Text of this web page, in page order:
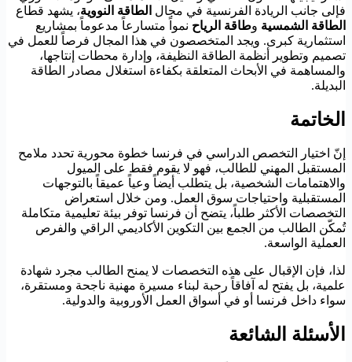
فإلى جانب الريادة الفرنسية في مجال الطاقة النووية، يشهد قطاع
الطاقة الشمسية وطاقة الرياح نمواً متسارعاً مدعوماً بمشاريع
استثمارية كبرى. ويجد المتخصصون في هذا المجال فرصاً للعمل في
تصميم وتطوير أنظمة الطاقة النظيفة، وإدارة محطات إنتاجها،
والمساهمة في الأبحاث المتعلقة بكفاءة استغلال مصادر الطاقة
البديلة.
الخاتمة
إنّ اختيار التخصص الدراسي في فرنسا خطوة محورية تحدد ملامح
المستقبل المهني للطالب، فهو لا يقوم فقط على الميول
والاهتمامات الشخصية، بل يتطلب أيضاً وعياً عميقاً بالتوجهات
المستقبلية واحتياجات سوق العمل. ومن خلال استعراض
التخصصات الأكثر طلباً، يتضح أن فرنسا توفر بيئة تعليمية متكاملة
تُمكّن الطالب من الجمع بين التكوين الأكاديمي الراقي والفرص
العملية الواسعة.
لذا، فإن الإقبال على هذه التخصصات لا يمنح الطالب مجرد شهادة
علمية، بل يفتح له آفاقاً رحبة لبناء مسيرة مهنية ناجحة ومستقرة،
سواء داخل فرنسا أو في أسواق العمل الأوروبية والدولية.
الأسئلة الشائعة